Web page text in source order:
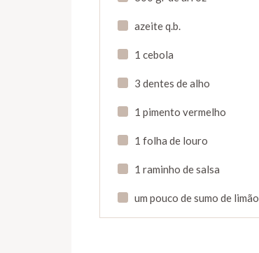
azeite q.b.
1 cebola
3 dentes de alho
1 pimento vermelho
1 folha de louro
1 raminho de salsa
um pouco de sumo de limão